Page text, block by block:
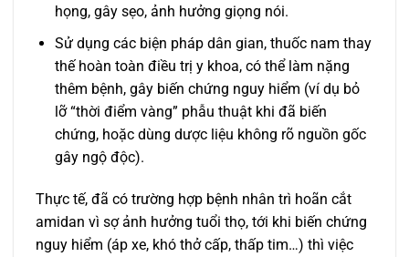
họng, gây sẹo, ảnh hưởng giọng nói.
Sử dụng các biện pháp dân gian, thuốc nam thay
thế hoàn toàn điều trị y khoa, có thể làm nặng
thêm bệnh, gây biến chứng nguy hiểm (ví dụ bỏ
lỡ “thời điểm vàng” phẫu thuật khi đã biến
chứng, hoặc dùng dược liệu không rõ nguồn gốc
gây ngộ độc).
Thực tế, đã có trường hợp bệnh nhân trì hoãn cắt
amidan vì sợ ảnh hưởng tuổi thọ, tới khi biến chứng
nguy hiểm (áp xe, khó thở cấp, thấp tim…) thì việc